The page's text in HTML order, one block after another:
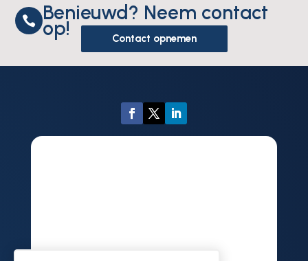
 Benieuwd? Neem contact
op! Contact opnemen